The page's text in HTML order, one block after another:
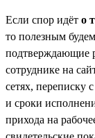
Если спор идёт о
то полезным
подтверждающие
сотруднике на
сетях, переписку
и сроки
прихода на